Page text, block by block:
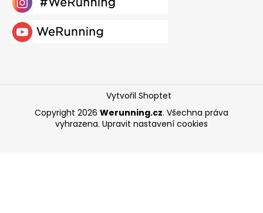
Vytvořil Shoptet
Copyright 2026 Werunning.cz. Všechna práva
vyhrazena. Upravit nastavení cookies